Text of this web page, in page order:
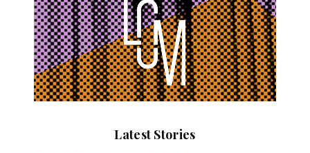
Latest Stories